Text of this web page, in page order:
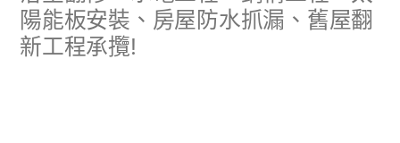
陽能板安裝、房屋防水抓漏、舊屋翻
新工程承攬!